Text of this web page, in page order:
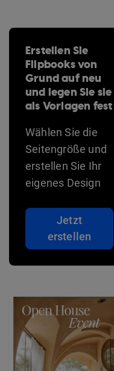
Erstellen Sie
Flipbooks von
Grund auf neu
und legen Sie sie
als Vorlagen fest
Wählen Sie die
Seitengröße und
erstellen Sie Ihr
eigenes Design
Jetzt
erstellen